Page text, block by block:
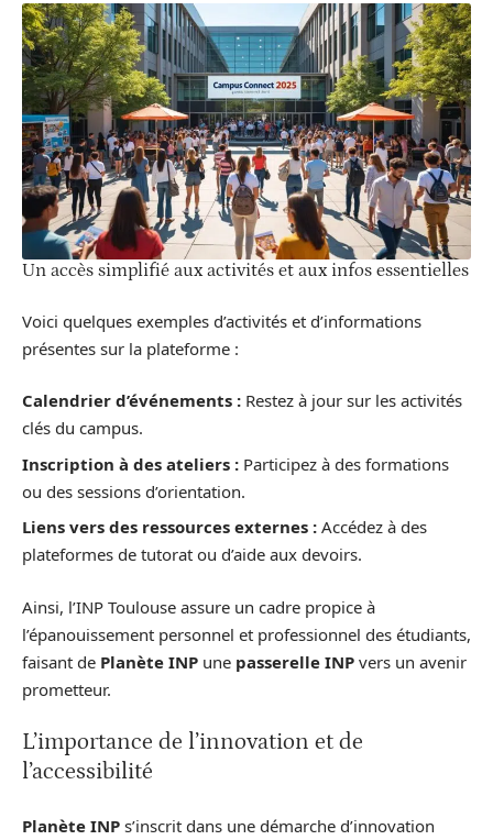
Un accès simplifié aux activités et aux infos essentielles
Voici quelques exemples d’activités et d’informations
présentes sur la plateforme :
Calendrier d’événements : Restez à jour sur les activités
clés du campus.
Inscription à des ateliers : Participez à des formations
ou des sessions d’orientation.
Liens vers des ressources externes : Accédez à des
plateformes de tutorat ou d’aide aux devoirs.
Ainsi, l’INP Toulouse assure un cadre propice à
l’épanouissement personnel et professionnel des étudiants,
faisant de Planète INP une passerelle INP vers un avenir
prometteur.
L’importance de l’innovation et de
l’accessibilité
Planète INP s’inscrit dans une démarche d’innovation